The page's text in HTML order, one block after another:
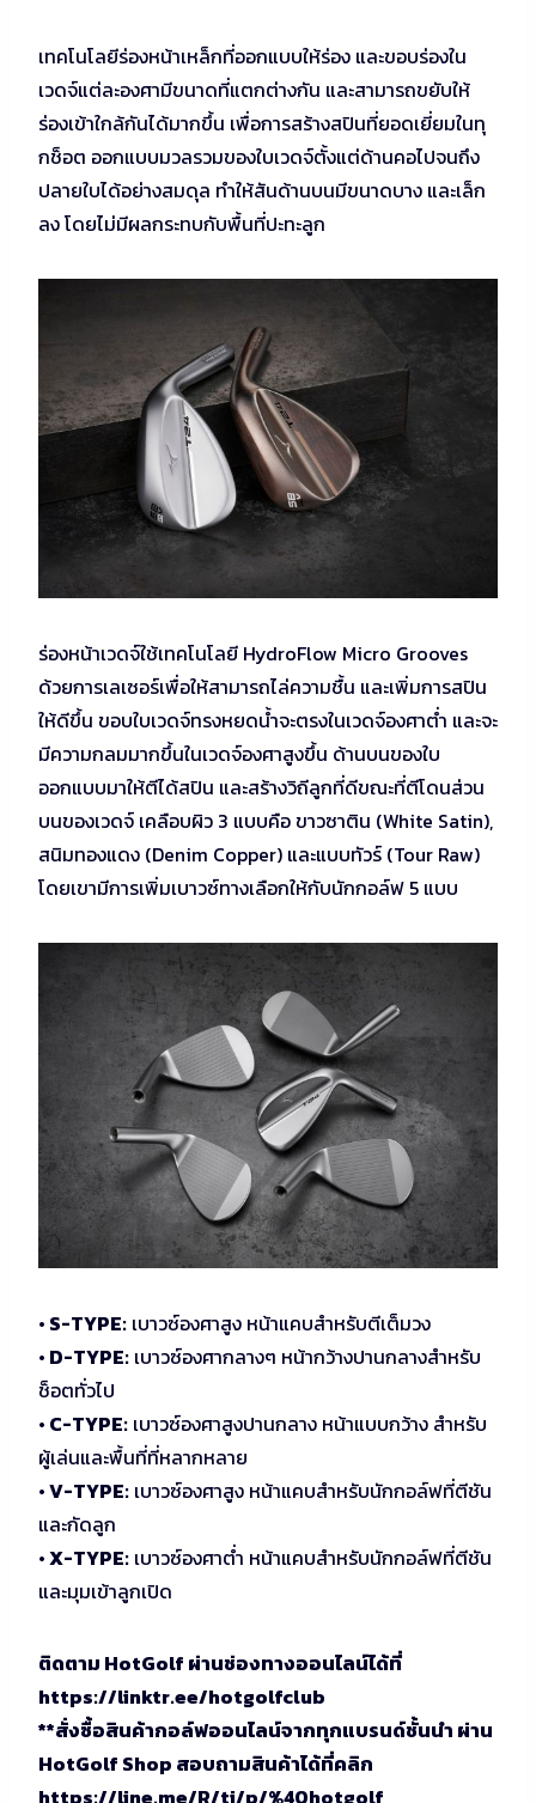
เทคโนโลยีร่องหน้าเหล็กที่ออกแบบให้ร่อง และขอบร่องใน
เวดจ์แต่ละองศามีขนาดที่แตกต่างกัน และสามารถขยับให้
ร่องเข้าใกล้กันได้มากขึ้น เพื่อการสร้างสปินที่ยอดเยี่ยมในทุ
กช็อต ออกแบบมวลรวมของใบเวดจ์ตั้งแต่ด้านคอไปจนถึง
ปลายใบได้อย่างสมดุล ทำให้สันด้านบนมีขนาดบาง และเล็ก
ลง โดยไม่มีผลกระทบกับพื้นที่ปะทะลูก
ร่องหน้าเวดจ์ใช้เทคโนโลยี HydroFlow Micro Grooves
ด้วยการเลเซอร์เพื่อให้สามารถไล่ความชื้น และเพิ่มการสปิน
ให้ดีขึ้น ขอบใบเวดจ์ทรงหยดน้ำจะตรงในเวดจ์องศาต่ำ และจะ
มีความกลมมากขึ้นในเวดจ์องศาสูงขึ้น ด้านบนของใบ
ออกแบบมาให้ตีได้สปิน และสร้างวิถีลูกที่ดีขณะที่ตีโดนส่วน
บนของเวดจ์ เคลือบผิว 3 แบบคือ ขาวซาติน (White Satin),
สนิมทองแดง (Denim Copper) และแบบทัวร์ (Tour Raw)
โดยเขามีการเพิ่มเบาวซ์ทางเลือกให้กับนักกอล์ฟ 5 แบบ
• S-TYPE: เบาวซ์องศาสูง หน้าแคบสำหรับตีเต็มวง
• D-TYPE: เบาวซ์องศากลางๆ หน้ากว้างปานกลางสำหรับ
ช็อตทั่วไป
• C-TYPE: เบาวซ์องศาสูงปานกลาง หน้าแบบกว้าง สำหรับ
ผู้เล่นและพื้นที่ที่หลากหลาย
• V-TYPE: เบาวซ์องศาสูง หน้าแคบสำหรับนักกอล์ฟที่ตีชัน
และกัดลูก
• X-TYPE: เบาวซ์องศาต่ำ หน้าแคบสำหรับนักกอล์ฟที่ตีชัน
และมุมเข้าลูกเปิด
ติดตาม HotGolf ผ่านช่องทางออนไลน์ได้ที่
https://linktr.ee/hotgolfclub
**สั่งซื้อสินค้ากอล์ฟออนไลน์จากทุกแบรนด์ชั้นนำ ผ่าน
HotGolf Shop สอบถามสินค้าได้ที่คลิก
https://line.me/R/ti/p/%40hotgolf